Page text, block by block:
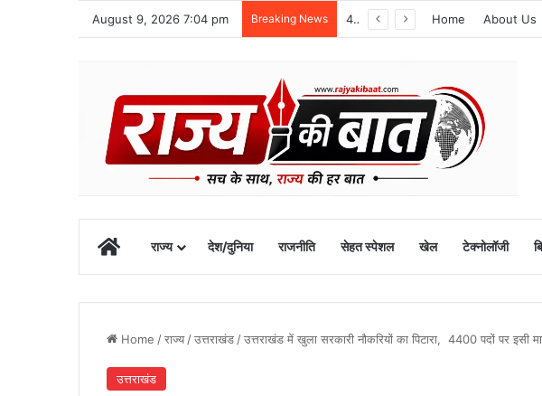
August 9, 2026 7:04 pm Breaking News 48 वर्षीय क्षेत्र पंचायत सदस्य का खीरगंगा किनारे शव मिला Home About Us
Homeराज्य देश/दुनिया राजनीति सेहत स्पेशल खेल टेक्नोलॉजी
Home /राज्य /उत्तराखंड /उत्तराखंड में खुला सरकारी नौकरियों का पिटारा, 4400 पदों पर इसी
उत्तराखंड